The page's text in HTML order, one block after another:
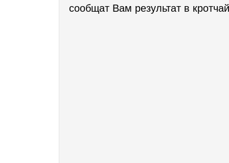
сообщат Вам результат в